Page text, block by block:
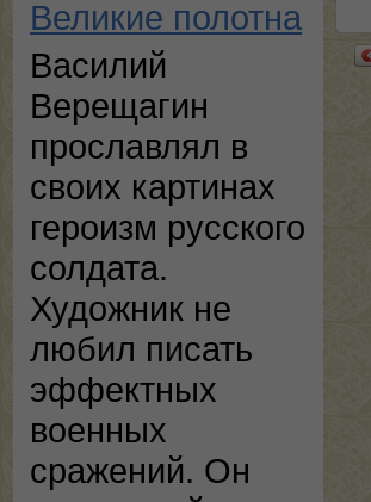
Великие полотна
Василий
Верещагин
прославлял в
своих картинах
героизм русского
солдата.
Художник не
любил писать
эффектных
военных
сражений. Он